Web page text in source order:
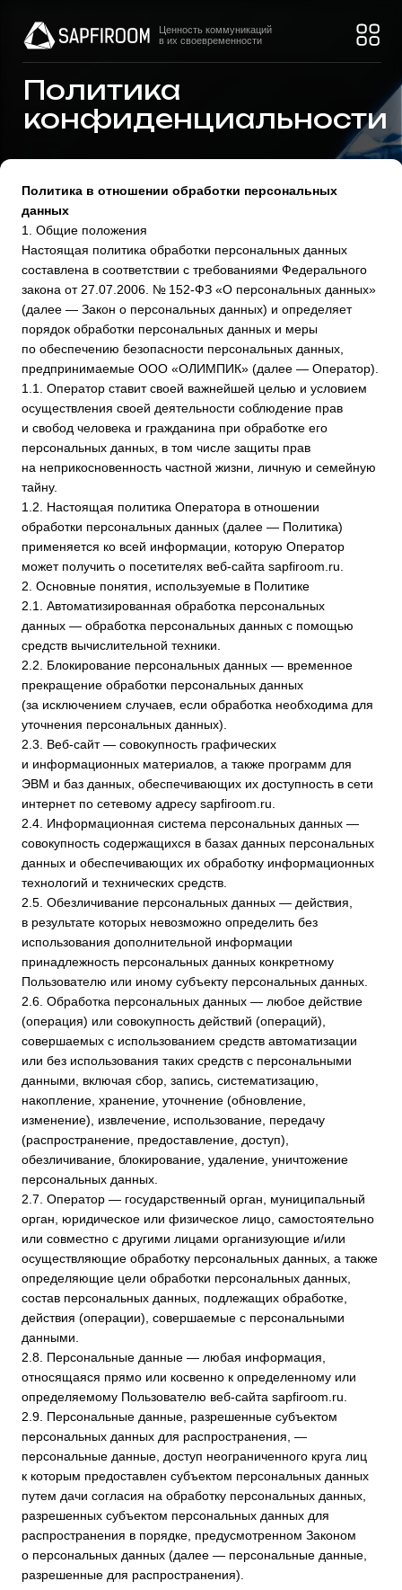
Ценность коммуникаций
в их своевременности
Политика
конфиденциальности
Политика в отношении обработки персональных
1. Общие положения
Настоящая политика обработки персональных данных
составлена в соответствии с требованиями Федерального
(далее — Закон о персональных данных) и определяет
порядок обработки персональных данных и меры
по обеспечению безопасности персональных данных,
предпринимаемые ООО «ОЛИМПИК» (далее — Оператор).
1.1. Оператор ставит своей важнейшей целью и условием
и свобод человека и гражданина при обработке его
персональных данных, в том числе защиты прав
на неприкосновенность частной жизни, личную и семейную
тайну.
1.2. Настоящая политика Оператора в отношении
применяется ко всей информации, которую Оператор
может получить о посетителях веб-сайтаsapfiroom.ru.
2. Основные понятия, используемые в Политике
2.1. Автоматизированная обработка персональных
данных — обработка персональных данных с помощью
средств вычислительной техники.
2.2. Блокирование персональных данных — временное
прекращение обработки персональных данных
(за исключением случаев, если обработка необходима для
уточнения персональных данных).
2.3. Веб-сайт — совокупность графических
и информационных материалов, а также программ для
ЭВМ и баз данных, обеспечивающих их доступность в сети
интернет по сетевому адресуsapfiroom.ru.
2.4. Информационная система персональных данных —
совокупность содержащихся в базах данных персональных
данных и обеспечивающих их обработку информационных
технологий и технических средств.
2.5. Обезличивание персональных данных — действия,
в результате которых невозможно определить без
использования дополнительной информации
принадлежность персональных данных конкретному
Пользователю или иному субъекту персональных данных.
2.6. Обработка персональных данных — любое действие
(операция) или совокупность действий (операций),
совершаемых с использованием средств автоматизации
или без использования таких средств с персональными
данными, включая сбор, запись, систематизацию,
накопление, хранение, уточнение (обновление,
изменение), извлечение, использование, передачу
обезличивание, блокирование, удаление, уничтожение
персональных данных.
2.7. Оператор — государственный орган, муниципальный
орган, юридическое или физическое лицо, самостоятельно
определяющие цели обработки персональных данных,
состав персональных данных, подлежащих обработке,
действия (операции), совершаемые с персональными
данными.
2.8. Персональные данные — любая информация,
определяемому Пользователю веб-сайта
sapfiroom.ru
2.9. Персональные данные, разрешенные субъектом
персональных данных для распространения, —
персональные данные, доступ неограниченного круга лиц
к которым предоставлен субъектом персональных данных
путем дачи согласия на обработку персональных данных,
разрешенных субъектом персональных данных для
распространения в порядке, предусмотренном Законом
о персональных данных (далее — персональные данные,
разрешенные для распространения).
2.10. Пользователь — любой посетитель веб-сайта
sapfiroom.ru
2.11. Предоставление персональных данных — действия,
направленные на раскрытие персональных данных
определенному лицу или определенному кругу лиц.
2.12. Распространение персональных данных — любые
действия, направленные на раскрытие персональных
персональных данных) или на ознакомление
с персональными данными неограниченного круга лиц,
в том числе обнародование персональных данных
в средствах массовой информации, размещение
в информационно-телекоммуникационных сетях или
предоставление доступа к персональным данным каким-
либо иным способом.
2.13. Трансграничная передача персональных данных —